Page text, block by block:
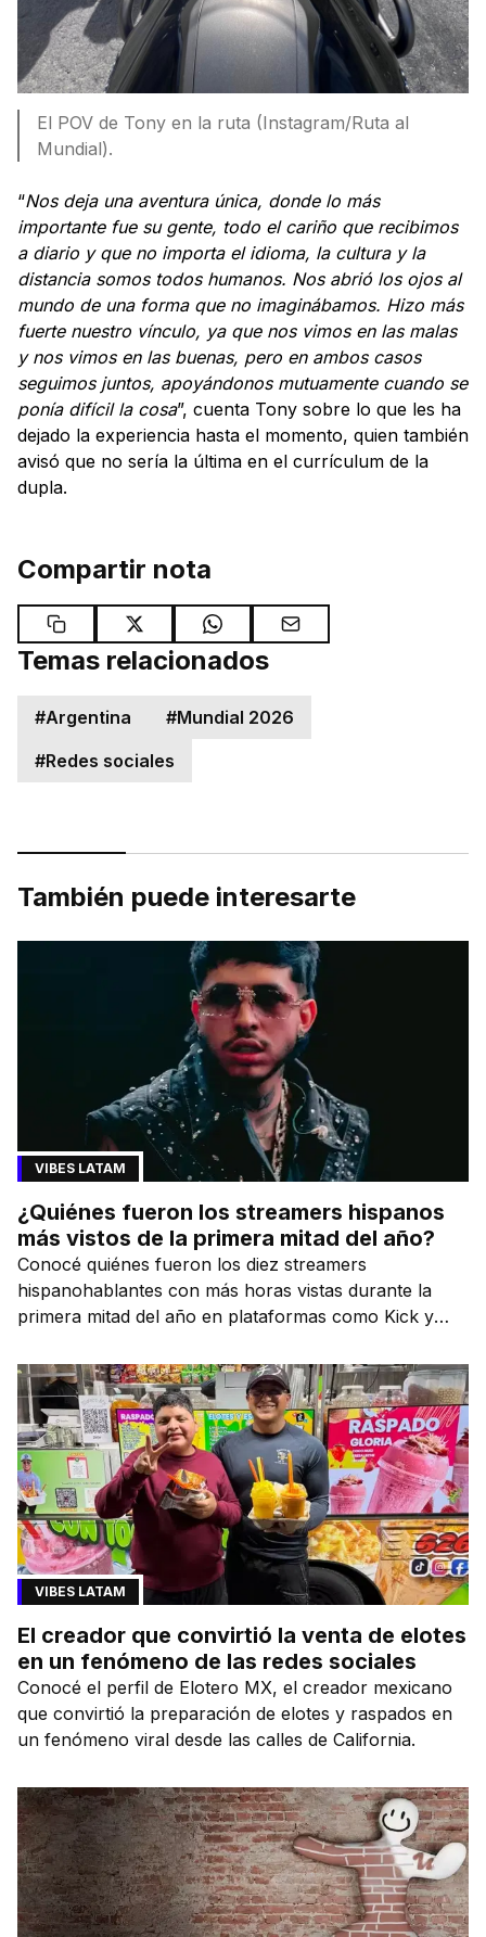
El POV de Tony en la ruta (Instagram/Ruta al
Mundial).
“Nos deja una aventura única, donde lo más
importante fue su gente, todo el cariño que recibimos
a diario y que no importa el idioma, la cultura y la
distancia somos todos humanos. Nos abrió los ojos al
mundo de una forma que no imaginábamos. Hizo más
fuerte nuestro vínculo, ya que nos vimos en las malas
y nos vimos en las buenas, pero en ambos casos
seguimos juntos, apoyándonos mutuamente cuando se
ponía difícil la cosa”, cuenta Tony sobre lo que les ha
dejado la experiencia hasta el momento, quien también
avisó que no sería la última en el currículum de la
dupla.
Compartir nota
Temas relacionados
#Argentina #Mundial 2026
#Redes sociales
También puede interesarte
VIBES LATAM
¿Quiénes fueron los streamers hispanos
más vistos de la primera mitad del año?
Conocé quiénes fueron los diez streamers
hispanohablantes con más horas vistas durante la
primera mitad del año en plataformas como Kick y
VIBES LATAM
El creador que convirtió la venta de elotes
en un fenómeno de las redes sociales
Conocé el perfil de Elotero MX, el creador mexicano
que convirtió la preparación de elotes y raspados en
un fenómeno viral desde las calles de California.